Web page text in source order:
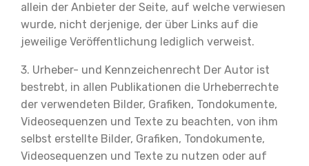
allein der Anbieter der Seite, auf welche verwiesen
wurde, nicht derjenige, der über Links auf die
jeweilige Veröffentlichung lediglich verweist.
3. Urheber- und Kennzeichenrecht Der Autor ist
bestrebt, in allen Publikationen die Urheberrechte
der verwendeten Bilder, Grafiken, Tondokumente,
Videosequenzen und Texte zu beachten, von ihm
selbst erstellte Bilder, Grafiken, Tondokumente,
Videosequenzen und Texte zu nutzen oder auf